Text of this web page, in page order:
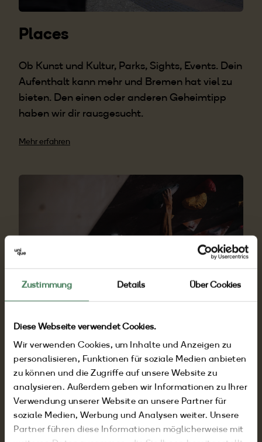
Zustimmung Details Über Cookies
Diese Webseite verwendet Cookies.
Wir verwenden Cookies, um Inhalte und Anzeigen zu
personalisieren, Funktionen für soziale Medien anbieten
zu können und die Zugriffe auf unsere Website zu
analysieren. Außerdem geben wir Informationen zu Ihrer
Verwendung unserer Website an unsere Partner für
soziale Medien, Werbung und Analysen weiter. Unsere
Partner führen diese Informationen möglicherweise mit
Places
Ob Kunst und Kultur, Parks, Sights, Events. Dein
Aufenthalt kann mehr und Bremen hat viel zu
bieten. Den einen oder anderen Geheimtipp
haben wir dir rausgesucht.
Mehr erfahren
Sport
Damit du dein Workout, das Laufen oder die
Yogaklasse genauso in deinen Tag integrieren
kannst wie zuhause, zeigen wir dir spannende
Sport-Studios vor Ort und neue Ideen zum
Auspowern.